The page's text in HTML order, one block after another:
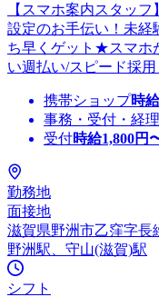
【スマホ案内スタッ
設定のお手伝い！未
ち早くゲット★スマホ
い週払い/スピード採
携帯ショップ時給
事務・受付・経理
受付時給1,800円
勤務地
面接地
滋賀県野洲市乙窪字長
野洲駅、守山(滋賀)駅
シフト